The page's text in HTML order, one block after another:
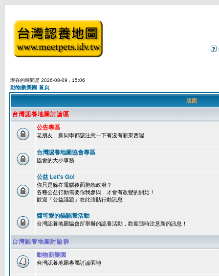
現在的時間是 2026-08-09 , 15:06
動物新樂園 首頁
版面
台灣認養地圖討論區
公告專區
老朋友、新同學都該注意一下有沒有新東西喔
台灣認養地圖協會專區
協會的大小事務
公益 Let's Go!
你只是躲在電腦後面抱怨政府？
各種公益行動需要你我參與，才會有改變的開始！
歡迎「公益議題」在此張貼行動訊息
醬可愛的貓認養活動
台灣認養地圖協會所舉辦的認養活動，歡迎隨時注意新的訊息！
台灣認養地圖討論群
動物新樂園
台灣認養地圖專屬討論園地